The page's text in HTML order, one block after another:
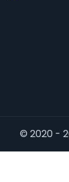
© 2020 -